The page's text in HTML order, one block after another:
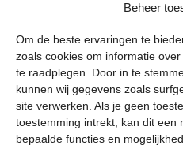
Beheer
Om de beste ervaringen te
zoals cookies om informatie
te raadplegen. Door in te
kunnen wij gegevens zoals
site verwerken. Als je geen
toestemming intrekt, kan dit een
bepaalde functies en
Omgevingsfonds
Postbus 75122
1117 ZR Schiphol